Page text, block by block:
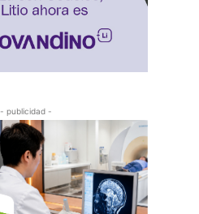
- publicidad -